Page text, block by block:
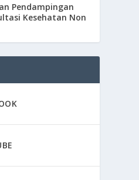
Pendampingan
Kesehatan Non